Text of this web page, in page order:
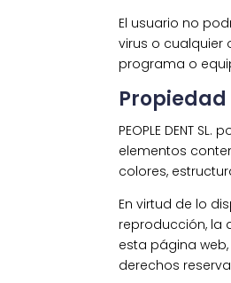
El usuario no
virus o cualquier
programa o
PEOPLE DENT
elementos
colores,
En virtud de lo
reproducción, la
esta página web,
derechos